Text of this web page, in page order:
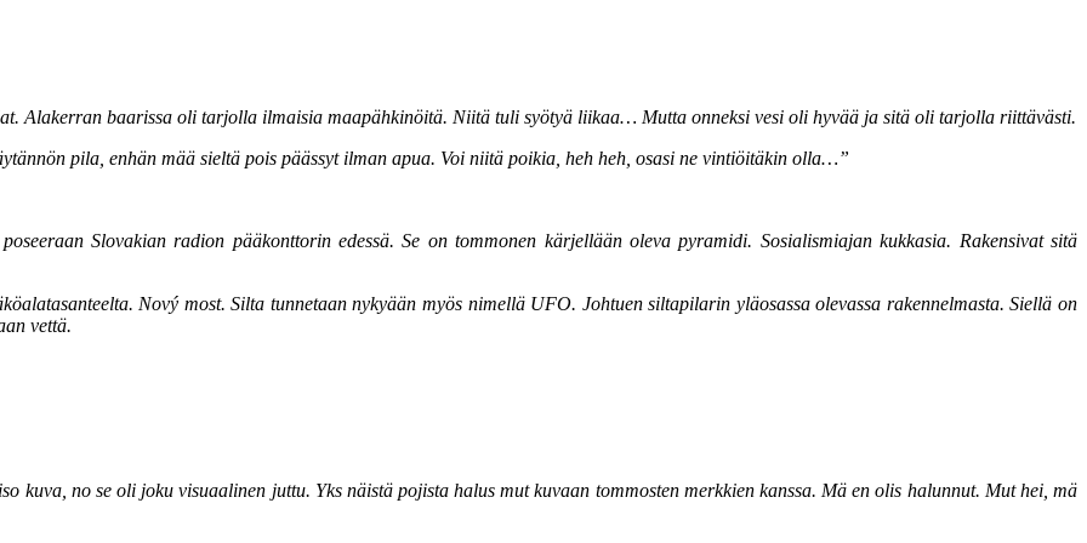
Alakerran baarissa oli tarjolla ilmaisia maapähkinöitä. Niitä tuli syötyä liikaa… Mutta onneksi vesi oli hyvää ja sitä oli tarjolla riittävästi.
pila, enhän mää sieltä pois päässyt ilman apua. Voi niitä poikia, heh heh, osasi ne vintiöitäkin olla…”
Slovakian radion pääkonttorin edessä. Se on tommonen kärjellään oleva pyramidi. Sosialismiajan kukkasia. Rakensivat sitä
Nový most. Silta tunnetaan nykyään myös nimellä UFO. Johtuen siltapilarin yläosassa olevassa rakennelmasta. Siellä on
vettä.
kuva, no se oli joku visuaalinen juttu. Yks näistä pojista halus mut kuvaan tommosten merkkien kanssa. Mä en olis halunnut. Mut hei, mä